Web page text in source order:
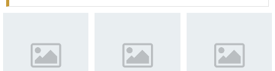
Tại TP Hồ Chí Minh